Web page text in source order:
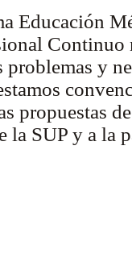
Educación
Continuo
problemas y
propuestas
la SUP y a la